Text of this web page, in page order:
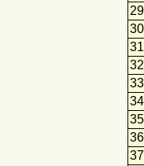
29
30
31
32
33
34
35
36
37